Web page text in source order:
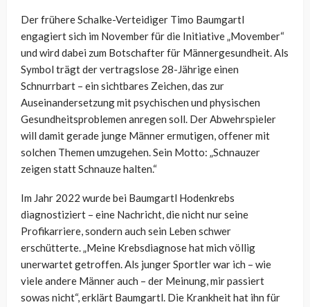
Der frühere Schalke-Verteidiger Timo Baumgartl
engagiert sich im November für die Initiative „Movember“
und wird dabei zum Botschafter für Männergesundheit. Als
Symbol trägt der vertragslose 28-Jährige einen
Schnurrbart – ein sichtbares Zeichen, das zur
Auseinandersetzung mit psychischen und physischen
Gesundheitsproblemen anregen soll. Der Abwehrspieler
will damit gerade junge Männer ermutigen, offener mit
solchen Themen umzugehen. Sein Motto: „Schnauzer
zeigen statt Schnauze halten.“
Im Jahr 2022 wurde bei Baumgartl Hodenkrebs
diagnostiziert – eine Nachricht, die nicht nur seine
Profikarriere, sondern auch sein Leben schwer
erschütterte. „Meine Krebsdiagnose hat mich völlig
unerwartet getroffen. Als junger Sportler war ich – wie
viele andere Männer auch – der Meinung, mir passiert
sowas nicht“, erklärt Baumgartl. Die Krankheit hat ihn für